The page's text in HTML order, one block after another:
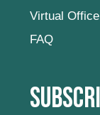
Virtual Office
FAQ